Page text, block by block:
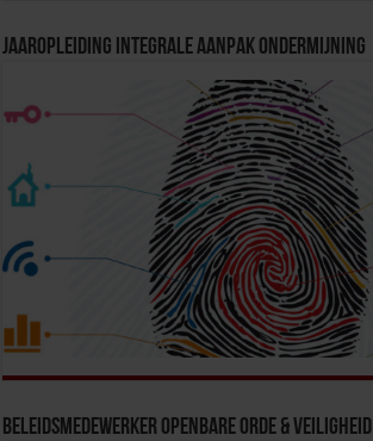
Jaaropleiding Integrale Aanpak Ondermijning
Beleidsmedewerker Openbare Orde & Veiligheid